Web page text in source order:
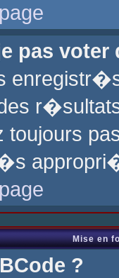
pas voter
toujours
Mise en
?